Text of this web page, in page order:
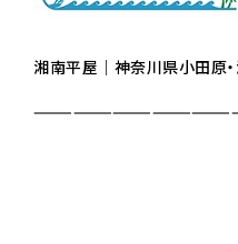
湘南平屋｜神奈川県小田原